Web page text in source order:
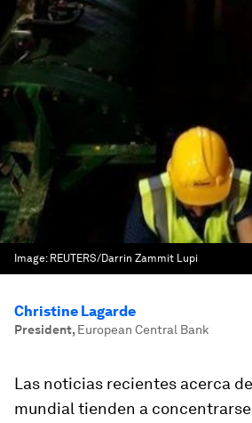
Image: REUTERS/Darrin Zammit Lupi
Christine Lagarde
President, European Central Bank
Las noticias recientes acerca
mundial tienden a